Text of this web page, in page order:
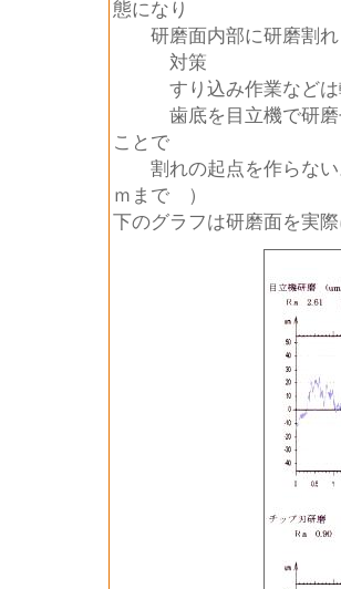
態になり
研磨面内部に研磨割れ
対策
すり込み作業などは軽
歯底を目立機で研磨せ
ことで
割れの起点を作らな
ｍまで ）
下のグラフは研磨面を実